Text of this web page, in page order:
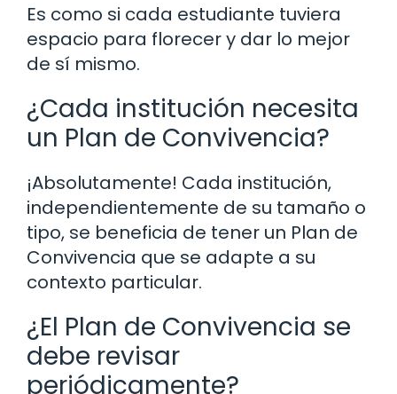
Es como si cada estudiante tuviera
espacio para florecer y dar lo mejor
de sí mismo.
¿Cada institución necesita
un Plan de Convivencia?
¡Absolutamente! Cada institución,
independientemente de su tamaño o
tipo, se beneficia de tener un Plan de
Convivencia que se adapte a su
contexto particular.
¿El Plan de Convivencia se
debe revisar
periódicamente?